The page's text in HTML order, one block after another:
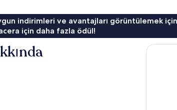
indirimleri ve avantajları görüntülemek
için daha fazla ödül!